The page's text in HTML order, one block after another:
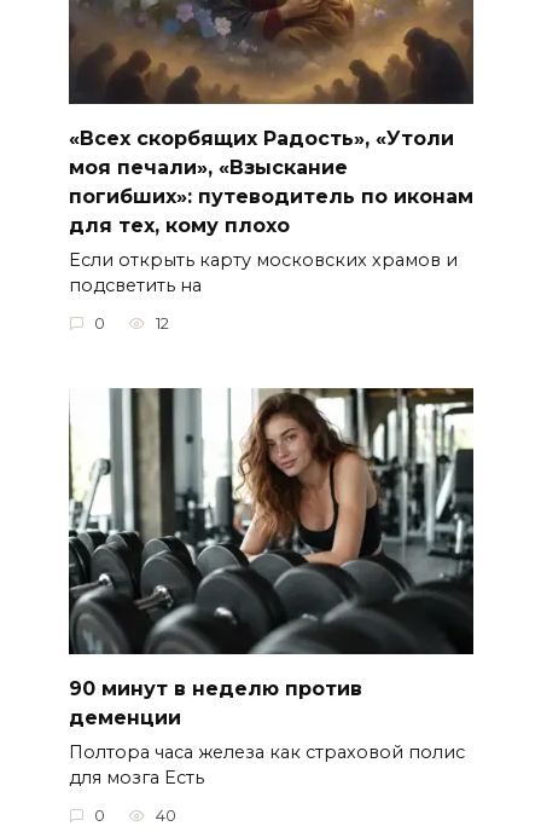
«Всех скорбящих Радость», «Утоли
моя печали», «Взыскание
погибших»: путеводитель по иконам
для тех, кому плохо
Если открыть карту московских храмов и
подсветить на
0 12
90 минут в неделю против
деменции
Полтора часа железа как страховой полис
для мозга Есть
0 40